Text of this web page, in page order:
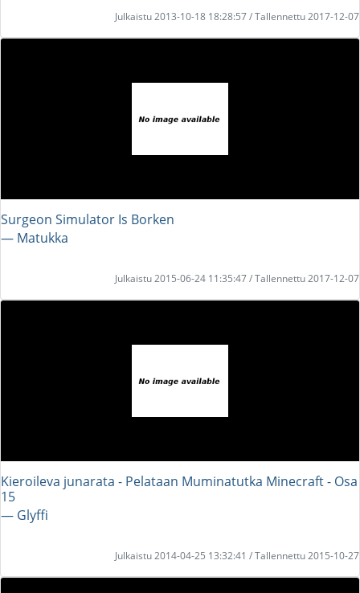
Julkaistu 2013-10-18 18:28:57 / Tallennettu 2017-12-07
Surgeon Simulator Is Borken
― Matukka
Julkaistu 2015-06-24 11:35:47 / Tallennettu 2017-12-07
Kieroileva junarata - Pelataan Muminatutka Minecraft - Osa
15
― Glyffi
Julkaistu 2014-04-25 13:32:41 / Tallennettu 2015-10-27